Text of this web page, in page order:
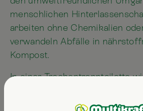
menschlichen
arbeiten ohne Chemikalien
verwandeln Abfälle in
Kompost.
In einer Trockentrenntoilette
1:10 bis 1:20 verdünnt als